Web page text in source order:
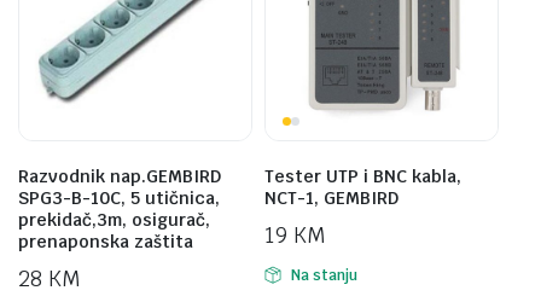
Razvodnik nap.GEMBIRD
SPG3-B-10C, 5 utičnica,
prekidač,3m, osigurač,
prenaponska zaštita
28 KM
Tester UTP i BNC kabla,
NCT-1, GEMBIRD
19 KM
Na stanju